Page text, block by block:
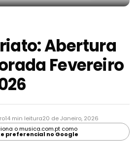
Abertura
Fevereiro
14 min leitura20 de Janeiro, 2026
o musica.com.pt como
preferencial no Google